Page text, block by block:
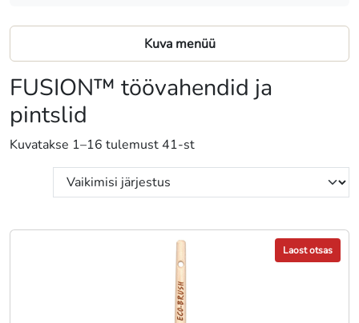
Kuva menüü
FUSION™ töövahendid ja
pintslid
Kuvatakse 1–16 tulemust 41-st
Laost otsas